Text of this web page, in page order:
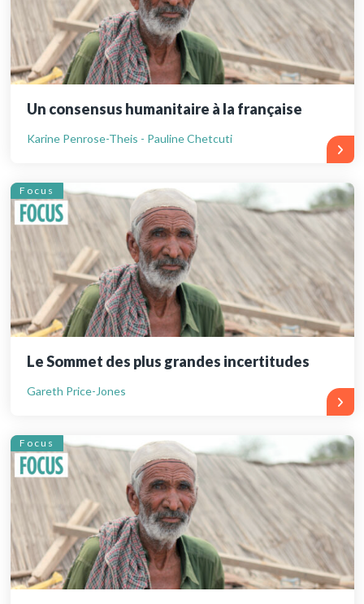
Un consensus humanitaire à la française
Karine Penrose-Theis - Pauline Chetcuti
Focus
Le Sommet des plus grandes incertitudes
Gareth Price-Jones
Focus